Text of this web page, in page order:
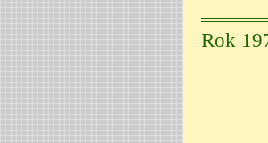
Rok